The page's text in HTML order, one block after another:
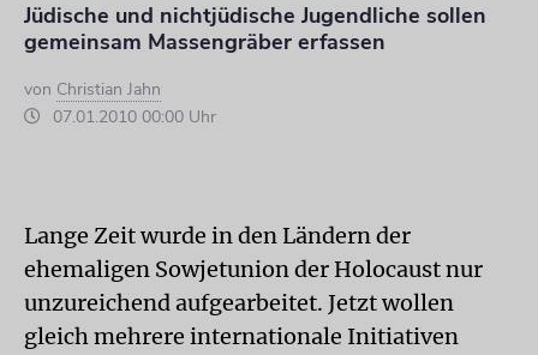
Jüdische und nichtjüdische Jugendliche sollen
gemeinsam Massengräber erfassen
von Christian Jahn
07.01.2010 00:00 Uhr
Lange Zeit wurde in den Ländern der
ehemaligen Sowjetunion der Holocaust nur
unzureichend aufgearbeitet. Jetzt wollen
gleich mehrere internationale Initiativen